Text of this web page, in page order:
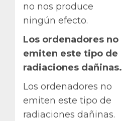
no nos produce
ningún efecto.
Los ordenadores no
emiten este tipo de
radiaciones dañinas.
Los ordenadores no
emiten este tipo de
radiaciones dañinas.